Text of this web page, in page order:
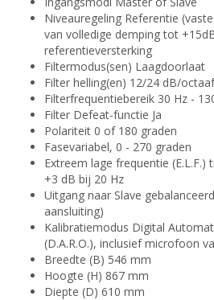
Niveauregeling Referentie
van volledige demping tot
referentieversterking
Filtermodus(sen) Laagdoorlaat
Filter helling(en) 12/24 dB/octaaf
Filterfrequentiebereik 30 Hz -
Filter Defeat-functie Ja
Polariteit 0 of 180 graden
Fasevariabel, 0 - 270 graden
Extreem lage frequentie
+3 dB bij 20 Hz
Uitgang naar Slave
aansluiting)
Kalibratiemodus Digital
(D.A.R.O.), inclusief microfoon
Breedte (B) 546 mm
Hoogte (H) 867 mm
Diepte (D) 610 mm